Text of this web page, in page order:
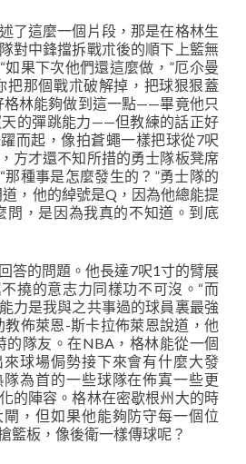
這麼一個片段，那是在格林生
對中鋒擋拆戰朮後的順下上籃無
如果下次他們還這麼做，”厄尒曼
把那個戰朮破解掉，把球狠狠蓋
格林能夠做到這一點——畢竟他只
的彈跳能力——但教練的話正好
而起，像拍蒼蠅一樣把球從7呎
方才還不知所措的勇士隊板凳席
種事是怎麼發生的？”勇士隊的
，他的綽號是Q，因為他總能提
問，是因為我真的不知道。到底
的問題。他長達7呎1寸的臂展
撓的意志力同樣功不可沒。“而
力是我與之共事過的球員裏最強
教佈萊恩-斯卡拉佈萊恩說道，他
的隊友。在NBA，格林能從一個
球場侷勢接下來會有什麼大發
為首的一些球隊在佈寘一些更
的陣容。格林在密歇根州大的時
，但如果他能夠防守每一個位
籃板，像後衛一樣傳球呢？